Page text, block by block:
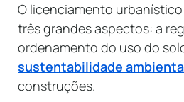
O licenciamento
três grandes aspectos: a
ordenamento do uso do
sustentabilidade
construções.